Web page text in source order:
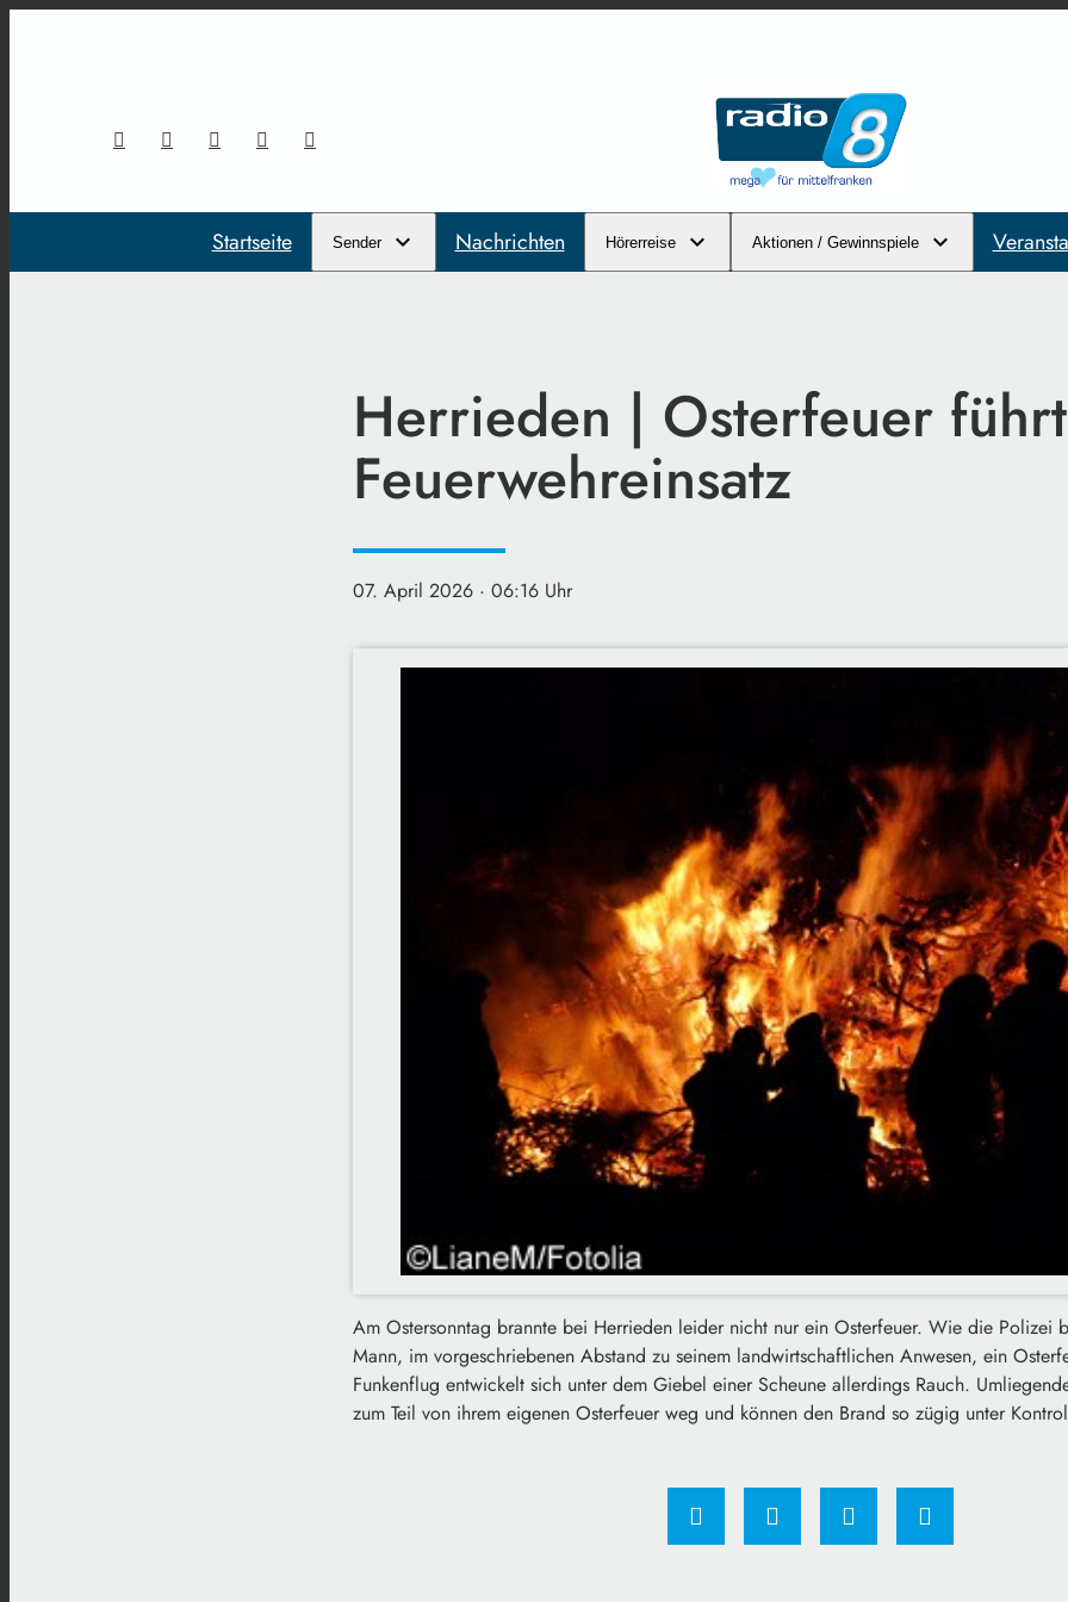
Startseite Sender Nachrichten Hörerreise Aktionen / Gewinnspiele
Herrieden | Osterfeuer
Feuerwehreinsatz
07. April 2026 · 06:16 Uhr
Am Ostersonntag brannte bei Herrieden leider nicht nur ein Osterfeuer. Wie die Polizei
Mann, im vorgeschriebenen Abstand zu seinem landwirtschaftlichen Anwesen, ein
Funkenflug entwickelt sich unter dem Giebel einer Scheune allerdings Rauch.
zum Teil von ihrem eigenen Osterfeuer weg und können den Brand so zügig unter